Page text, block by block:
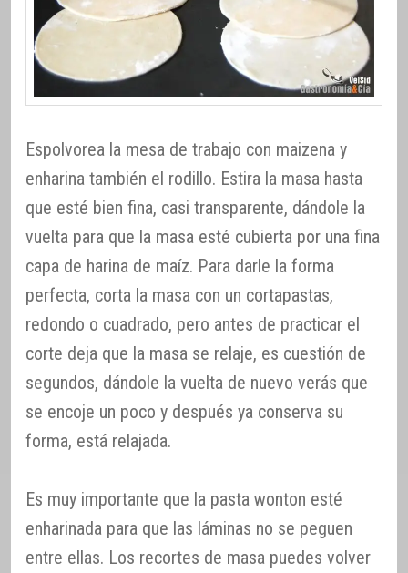
Espolvorea la mesa de trabajo con maizena y
enharina también el rodillo. Estira la masa hasta
que esté bien fina, casi transparente, dándole la
vuelta para que la masa esté cubierta por una fina
capa de harina de maíz. Para darle la forma
perfecta, corta la masa con un cortapastas,
redondo o cuadrado, pero antes de practicar el
corte deja que la masa se relaje, es cuestión de
segundos, dándole la vuelta de nuevo verás que
se encoje un poco y después ya conserva su
forma, está relajada.
Es muy importante que la pasta wonton esté
enharinada para que las láminas no se peguen
entre ellas. Los recortes de masa puedes volver